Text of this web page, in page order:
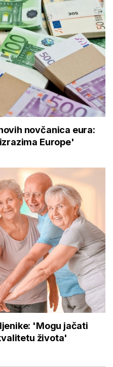
novčanica eura:
Europe'
'Mogu jačati
života'